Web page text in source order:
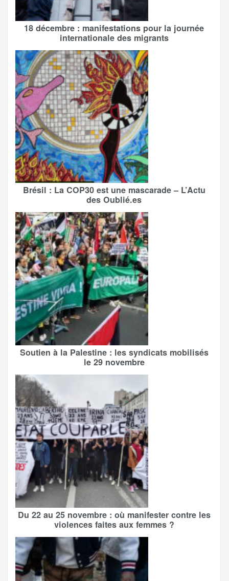
18 décembre : manifestations pour la journée
internationale des migrants
Brésil : La COP30 est une mascarade – L’Actu
des Oublié.es
Soutien à la Palestine : les syndicats mobilisés
le 29 novembre
Du 22 au 25 novembre : où manifester contre les
violences faites aux femmes ?